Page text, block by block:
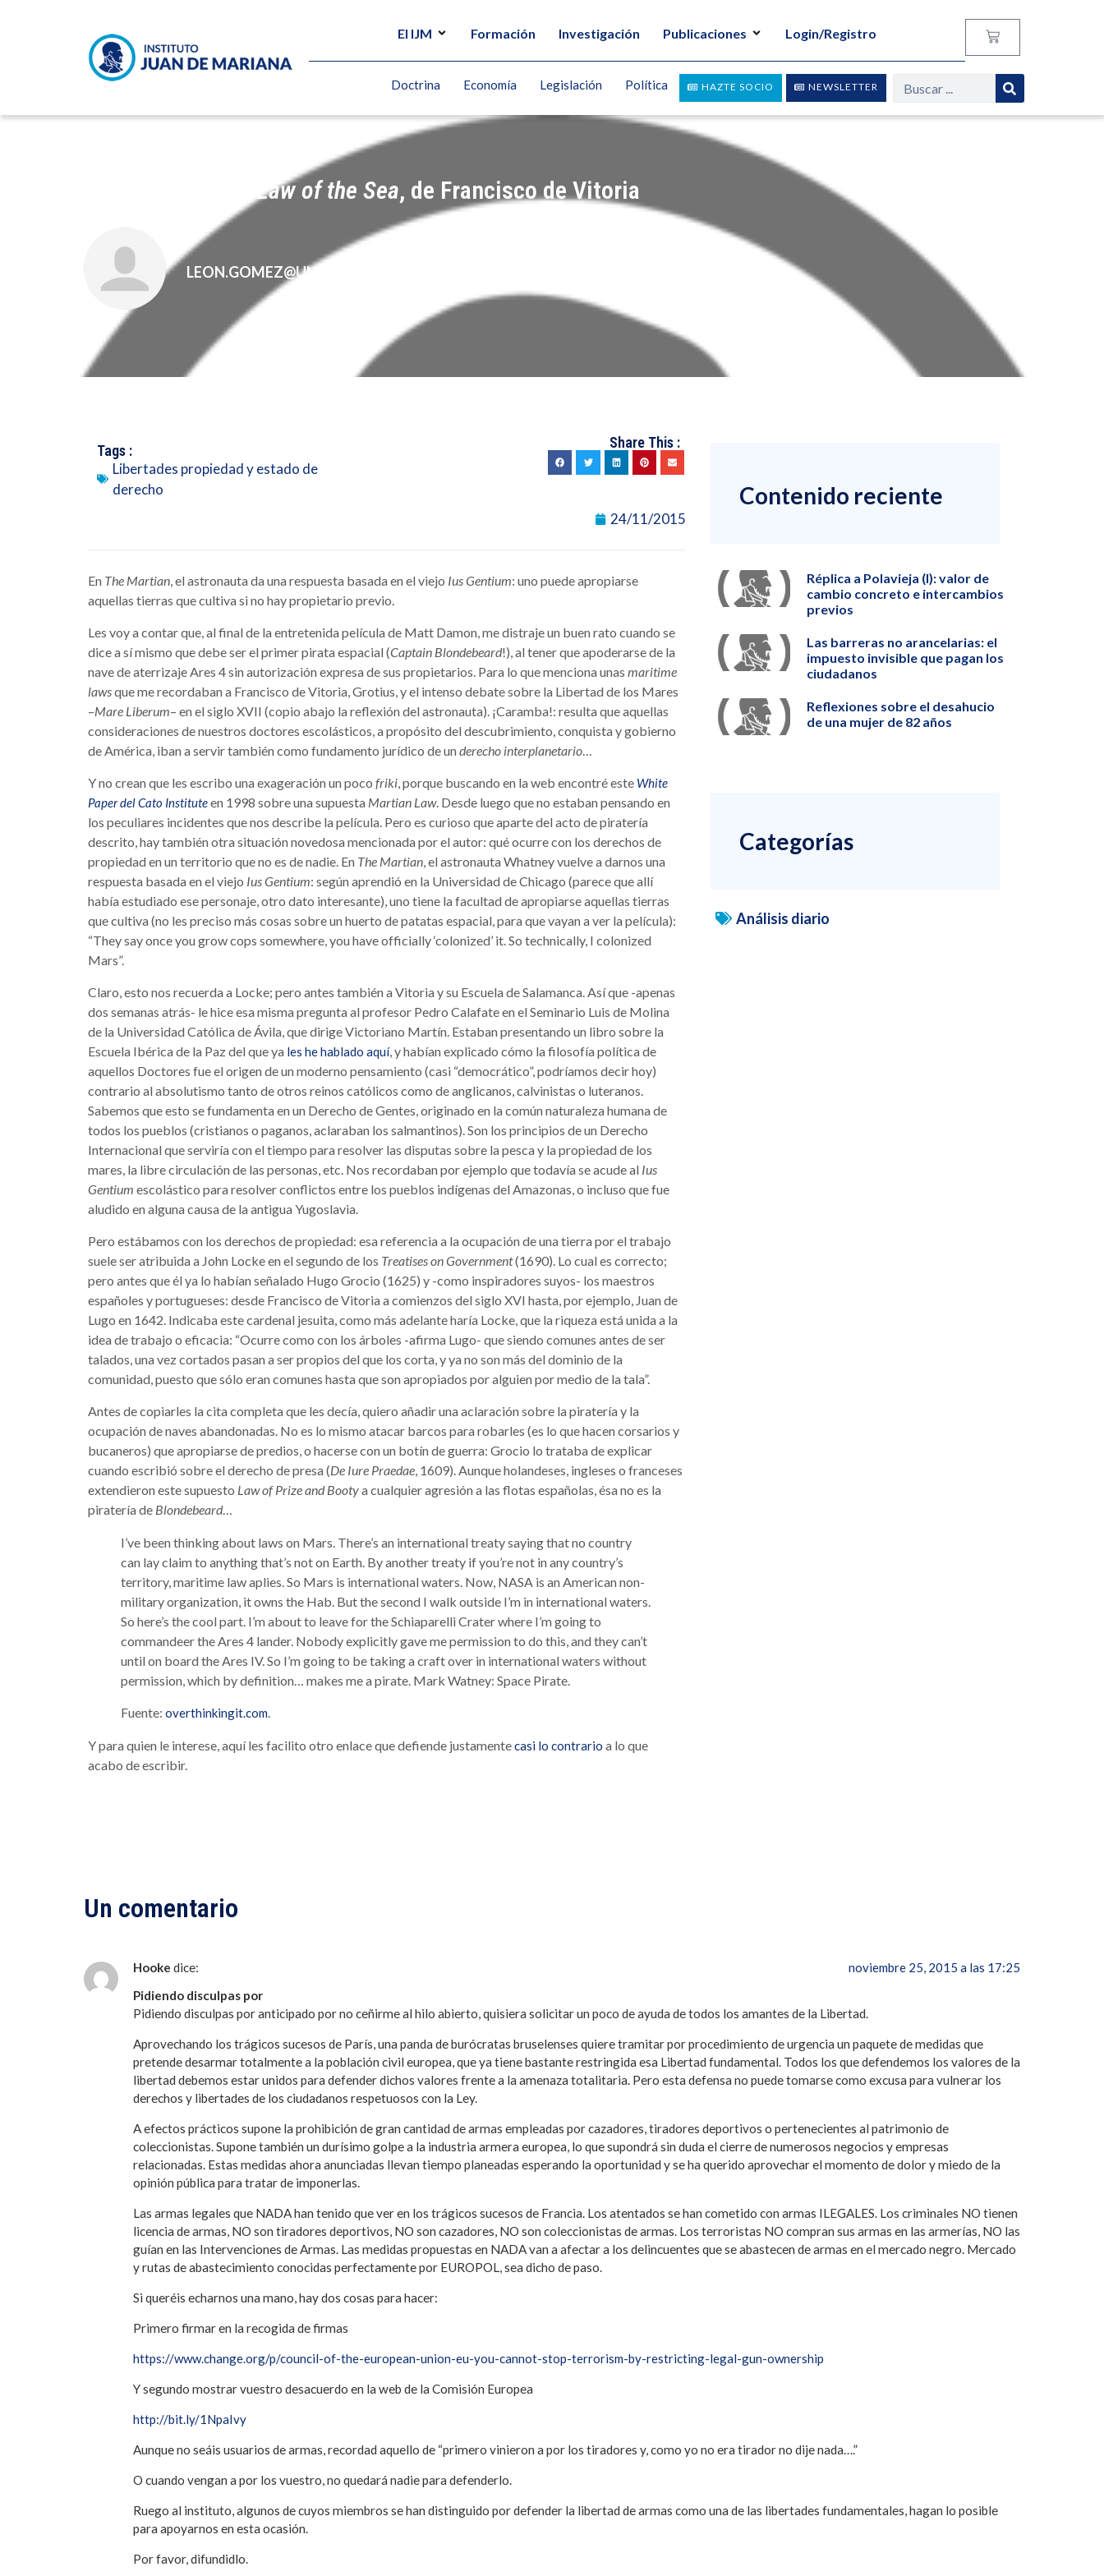
El IJM Formación Investigación Publicaciones Login/Registro
NEWSLETTER
HAZTE SOCIO
Doctrina Economía Legislación Política
Law of the Sea, de Francisco de Vitoria
LEON.GOMEZ@UNIVERSIDADEUROPEA.ES
Tags :
Libertades propiedad y estado de
derecho
Share This :
24/11/2015
En The Martian, el astronauta da una respuesta basada en el viejo Ius Gentium: uno puede apropiarse
aquellas tierras que cultiva si no hay propietario previo.
Les voy a contar que, al final de la entretenida película de Matt Damon, me distraje un buen rato cuando se
dice a sí mismo que debe ser el primer pirata espacial (Captain Blondebeard!), al tener que apoderarse de la
nave de aterrizaje Ares 4 sin autorización expresa de sus propietarios. Para lo que menciona unas maritime
lawsque me recordaban a Francisco de Vitoria, Grotius, y el intenso debate sobre la Libertad de los Mares
–Mare Liberum– en el siglo XVII (copio abajo la reflexión del astronauta). ¡Caramba!: resulta que aquellas
consideraciones de nuestros doctores escolásticos, a propósito del descubrimiento, conquista y gobierno
de América, iban a servir también como fundamento jurídico de underecho interplanetario…
Y no crean que les escribo una exageración un poco friki, porque buscando en la web encontré este White
Paper del Cato Instituteen 1998 sobre una supuesta Martian Law. Desde luego que no estaban pensando en
los peculiares incidentes que nos describe la película. Pero es curioso que aparte del acto de piratería
descrito, hay también otra situación novedosa mencionada por el autor: qué ocurre con los derechos de
propiedad en un territorio que no es de nadie. En The Martian, el astronauta Whatney vuelve a darnos una
respuesta basada en el viejo Ius Gentium: según aprendió en la Universidad de Chicago (parece que allí
había estudiado ese personaje, otro dato interesante), uno tiene la facultad de apropiarse aquellas tierras
que cultiva (no les preciso más cosas sobre un huerto de patatas espacial, para que vayan a ver la película):
“They say once you grow cops somewhere, you have officially ‘colonized’ it. So technically, I colonized
Mars”.
Claro, esto nos recuerda a Locke; pero antes también a Vitoria y su Escuela de Salamanca. Así que -apenas
dos semanas atrás- le hice esa misma pregunta al profesor Pedro Calafate en el Seminario Luis de Molina
de la Universidad Católica de Ávila, que dirige Victoriano Martín. Estaban presentando un libro sobre la
Escuela Ibérica de la Paz del que ya les he hablado aquí, y habían explicado cómo la filosofía política de
aquellos Doctores fue el origen de un moderno pensamiento (casi “democrático”, podríamos decir hoy)
contrario al absolutismo tanto de otros reinos católicos como de anglicanos, calvinistas o luteranos.
Sabemos que esto se fundamenta en un Derecho de Gentes, originado en la común naturaleza humana de
todos los pueblos (cristianos o paganos, aclaraban los salmantinos). Son los principios de un Derecho
Internacional que serviría con el tiempo para resolver las disputas sobre la pesca y la propiedad de los
mares, la libre circulación de las personas, etc. Nos recordaban por ejemplo que todavía se acude al Ius
Gentium escolástico para resolver conflictos entre los pueblos indígenas del Amazonas, o incluso que fue
aludido en alguna causa de la antigua Yugoslavia.
Pero estábamos con los derechos de propiedad: esa referencia a la ocupación de una tierra por el trabajo
suele ser atribuida a John Locke en el segundo de los Treatises on Government(1690). Lo cual es correcto;
pero antes que él ya lo habían señalado Hugo Grocio (1625) y -como inspiradores suyos- los maestros
españoles y portugueses: desde Francisco de Vitoria a comienzos del siglo XVI hasta, por ejemplo, Juan de
Lugo en 1642. Indicaba este cardenal jesuita, como más adelante haría Locke, que la riqueza está unida a la
idea de trabajo o eficacia: “Ocurre como con los árboles -afirma Lugo- que siendo comunes antes de ser
talados, una vez cortados pasan a ser propios del que los corta, y ya no son más del dominio de la
comunidad, puesto que sólo eran comunes hasta que son apropiados por alguien por medio de la tala”.
Antes de copiarles la cita completa que les decía, quiero añadir una aclaración sobre la piratería y la
ocupación de naves abandonadas. No es lo mismo atacar barcos para robarles (es lo que hacen corsarios y
bucaneros) que apropiarse de predios, o hacerse con un botín de guerra: Grocio lo trataba de explicar
cuando escribió sobre el derecho de presa (De Iure Praedae, 1609). Aunque holandeses, ingleses o franceses
extendieron este supuesto Law of Prize and Bootya cualquier agresión a las flotas españolas, ésa no es la
piratería de Blondebeard…
I’ve been thinking about laws on Mars. There’s an international treaty saying that no country
can lay claim to anything that’s not on Earth. By another treaty if you’re not in any country’s
territory, maritime law aplies. So Mars is international waters. Now, NASA is an American non-
military organization, it owns the Hab. But the second I walk outside I’m in international waters.
So here’s the cool part. I’m about to leave for the Schiaparelli Crater where I’m going to
commandeer the Ares 4 lander. Nobody explicitly gave me permission to do this, and they can’t
until on board the Ares IV. So I’m going to be taking a craft over in international waters without
permission, which by definition… makes me a pirate. Mark Watney: Space Pirate.
Fuente: overthinkingit.com.
Y para quien le interese, aquí les facilito otro enlace que defiende justamentecasi lo contrario a lo que
acabo de escribir.
Contenido reciente
Réplica a Polavieja (I): valor de
cambio concreto e intercambios
previos
Las barreras no arancelarias: el
impuesto invisible que pagan los
ciudadanos
Reflexiones sobre el desahucio
de una mujer de 82 años
Categorías
Análisis diario
Un comentario
Hooke dice:
noviembre 25, 2015 a las 17:25
Pidiendo disculpas por
Pidiendo disculpas por anticipado por no ceñirme al hilo abierto, quisiera solicitar un poco de ayuda de todos los amantes de la Libertad.
Aprovechando los trágicos sucesos de París, una panda de burócratas bruselenses quiere tramitar por procedimiento de urgencia un paquete de medidas que
pretende desarmar totalmente a la población civil europea, que ya tiene bastante restringida esa Libertad fundamental. Todos los que defendemos los valores de la
libertad debemos estar unidos para defender dichos valores frente a la amenaza totalitaria. Pero esta defensa no puede tomarse como excusa para vulnerar los
derechos y libertades de los ciudadanos respetuosos con la Ley.
A efectos prácticos supone la prohibición de gran cantidad de armas empleadas por cazadores, tiradores deportivos o pertenecientes al patrimonio de
coleccionistas. Supone también un durísimo golpe a la industria armera europea, lo que supondrá sin duda el cierre de numerosos negocios y empresas
relacionadas. Estas medidas ahora anunciadas llevan tiempo planeadas esperando la oportunidad y se ha querido aprovechar el momento de dolor y miedo de la
opinión pública para tratar de imponerlas.
Las armas legales que NADA han tenido que ver en los trágicos sucesos de Francia. Los atentados se han cometido con armas ILEGALES. Los criminales NO tienen
licencia de armas, NO son tiradores deportivos, NO son cazadores, NO son coleccionistas de armas. Los terroristas NO compran sus armas en las armerías, NO las
guían en las Intervenciones de Armas. Las medidas propuestas en NADA van a afectar a los delincuentes que se abastecen de armas en el mercado negro. Mercado
y rutas de abastecimiento conocidas perfectamente por EUROPOL, sea dicho de paso.
Si queréis echarnos una mano, hay dos cosas para hacer:
Primero firmar en la recogida de firmas
https://www.change.org/p/council-of-the-european-union-eu-you-cannot-stop-terrorism-by-restricting-legal-gun-ownership
Y segundo mostrar vuestro desacuerdo en la web de la Comisión Europea
http://bit.ly/1NpaIvy
Aunque no seáis usuarios de armas, recordad aquello de “primero vinieron a por los tiradores y, como yo no era tirador no dije nada….”
O cuando vengan a por los vuestro, no quedará nadie para defenderlo.
Ruego al instituto, algunos de cuyos miembros se han distinguido por defender la libertad de armas como una de las libertades fundamentales, hagan lo posible
para apoyarnos en esta ocasión.
Por favor, difundidlo.